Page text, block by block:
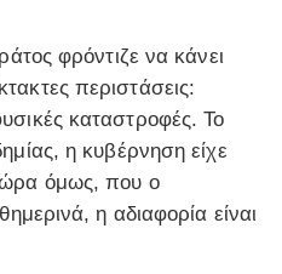
φρόντιζε να κάνει
περιστάσεις:
καταστροφές. Το
η κυβέρνηση είχε
όμως, που ο
η αδιαφορία είναι